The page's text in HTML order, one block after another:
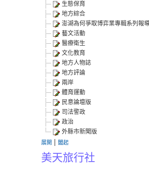
生態保育
地方綜合
澎湖為何爭取博弈業專輯系列報
藝文活動
醫療衛生
文化教育
地方人物誌
地方評論
兩岸
體育運動
民意論壇版
司法警政
政治
外縣市新聞版
展開 | 闔起
美天旅行社